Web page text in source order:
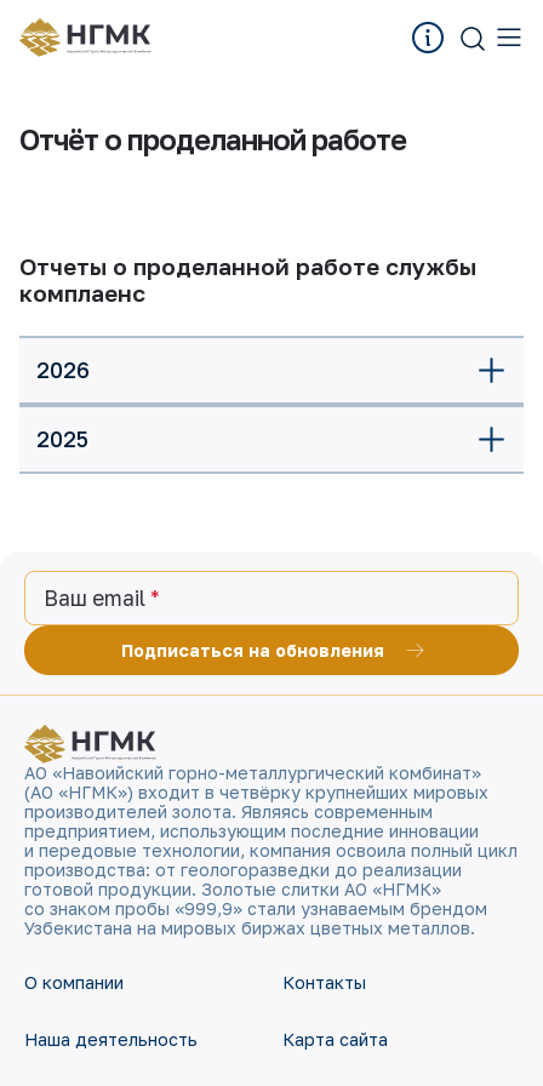
Отчёт о проделанной работе
Отчеты о проделанной работе службы
комплаенс
2026
2025
Ваш email
Подписаться на обновления
АО «Навоийский горно-металлургический комбинат»
(АО «НГМК») входит в четвёрку крупнейших мировых
производителей золота. Являясь современным
предприятием, использующим последние инновации
и передовые технологии, компания освоила полный цикл
производства: от геологоразведки до реализации
готовой продукции. Золотые слитки АО «НГМК»
со знаком пробы «999,9» стали узнаваемым брендом
Узбекистана на мировых биржах цветных металлов.
О компании
Наша деятельность
Контакты
Карта сайта